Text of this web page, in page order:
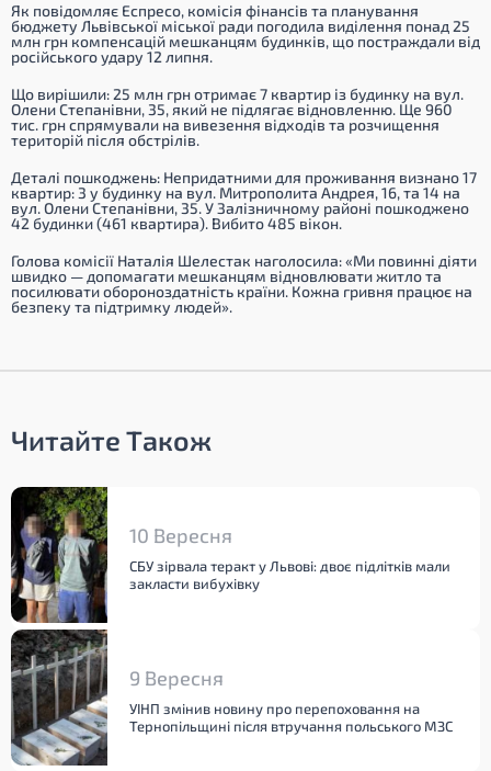
Як повідомляє Еспресо, комісія фінансів та планування
бюджету Львівської міської ради погодила виділення понад 25
млн грн компенсацій мешканцям будинків, що постраждали від
російського удару 12 липня.
Що вирішили: 25 млн грн отримає 7 квартир із будинку на вул.
Олени Степанівни, 35, який не підлягає відновленню. Ще 960
тис. грн спрямували на вивезення відходів та розчищення
територій після обстрілів.
Деталі пошкоджень: Непридатними для проживання визнано 17
квартир: 3 у будинку на вул. Митрополита Андрея, 16, та 14 на
вул. Олени Степанівни, 35. У Залізничному районі пошкоджено
42 будинки (461 квартира). Вибито 485 вікон.
Голова комісії Наталія Шелестак наголосила:«Ми повинні діяти
швидко — допомагати мешканцям відновлювати житло та
посилювати обороноздатність країни. Кожна гривня працює на
безпеку та підтримку людей».
Читайте Також
10 Вересня
СБУ зірвала теракт у Львові: двоє підлітків мали
закласти вибухівку
9 Вересня
УІНП змінив новину про перепоховання на
Тернопільщині після втручання польського МЗС